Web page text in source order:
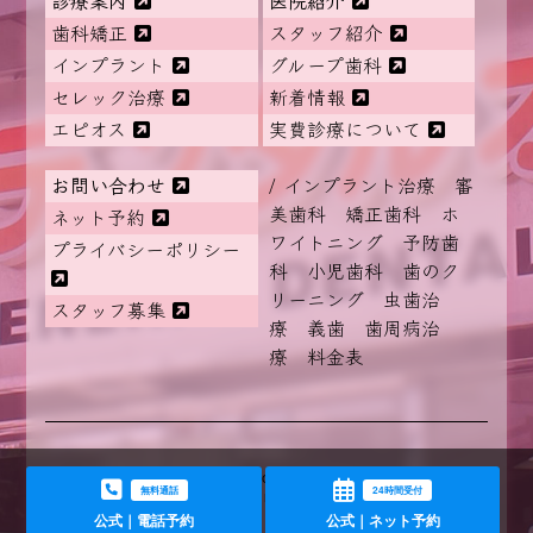
歯科矯正
インプラント
セレック治療
エピオス
スタッフ紹介
グループ歯科
新着情報
実費診療について
お問い合わせ
ネット予約
プライバシーポリシー
スタッフ募集
/ インプラント治療 審
美歯科 矯正歯科 ホ
ワイトニング 予防歯
科 小児歯科 歯のク
リーニング 虫歯治
療 義歯 歯周病治
療 料金表
COPYRIGHT ©2022 MEDICAL CORPORATION OUKA
無料通話
公式｜電話予約
24時間受付
公式｜ネット予約